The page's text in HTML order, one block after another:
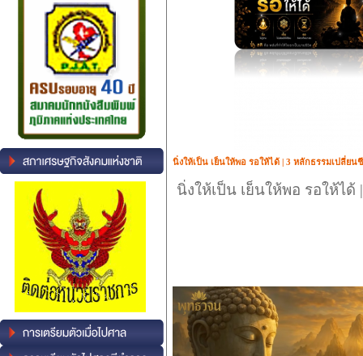
นิ่งให้เป็น เย็นให้พอ รอให้ได้ | 3 หลักธรรมเปลี่ยน
นิ่งให้เป็น เย็นให้พอ รอให้ไ